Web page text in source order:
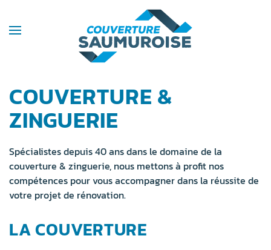
COUVERTURE &
ZINGUERIE
Spécialistes depuis 40 ans dans le domaine de la
couverture & zinguerie, nous mettons à profit nos
compétences pour vous accompagner dans la réussite de
votre projet de rénovation.
LA COUVERTURE